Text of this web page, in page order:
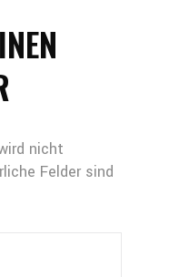
nicht
Felder sind